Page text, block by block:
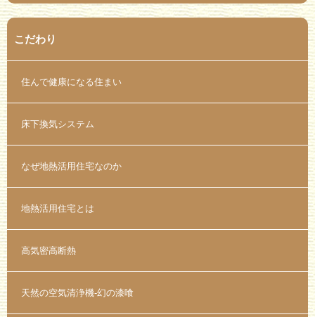
こだわり
住んで健康になる住まい
床下換気システム
なぜ地熱活用住宅なのか
地熱活用住宅とは
高気密高断熱
天然の空気清浄機-幻の漆喰